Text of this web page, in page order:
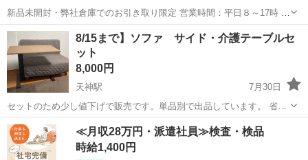
新品未開封・弊社倉庫でのお引き取り限定 営業時間：平日８～17時 お
問い合わせ返信：火曜日～金曜日９～１６時 ※メールの返信は順次対
応させて頂きます。 ※お問い合わせ当日のお取引はご遠慮ください。
※新品未開...
福岡 大川市 蒲池駅 ダイニングセット ベンチ
8/15まで】ソファ サイド・介護テーブルセ
ット
8,000円
天神駅
7月30日
セットのため少し値下げで販売です。単品別で出品しています。 省ス
ペースなお部屋に最適です。 中央区舞鶴に引き取りに来ていただきま
す。
福岡 福岡市 天神駅 ダイニングセット テーブルセット
≪月収28万円・派遣社員≫検査・検品
時給1,400円